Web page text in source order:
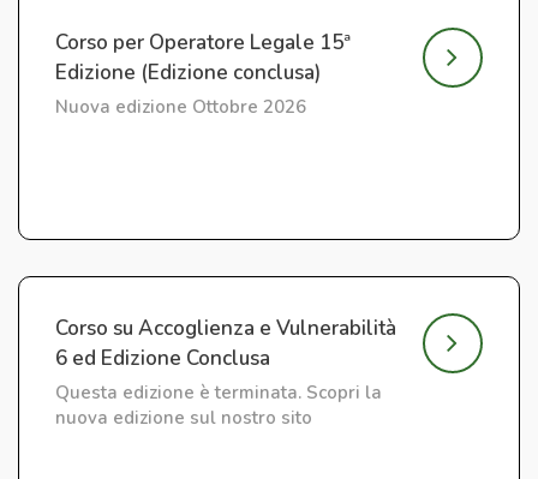
Corso per Operatore Legale 15ª
Edizione (Edizione conclusa)
Nuova edizione Ottobre 2026
Corso su Accoglienza e Vulnerabilità
6 ed Edizione Conclusa
Questa edizione è terminata. Scopri la
nuova edizione sul nostro sito